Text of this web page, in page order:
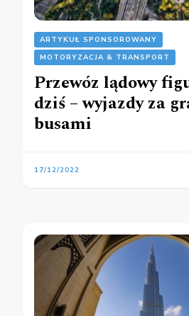
ARTYKUŁ SPONSOROWANY
MOTORYZACJA & TRANSPORT
Przewóz lądowy
dziś – wyjazdy za
busami
17/12/2022